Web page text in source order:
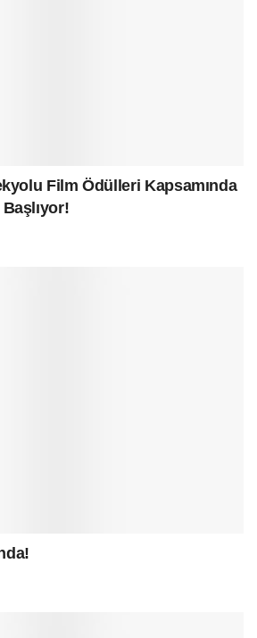
Film Ödülleri Kapsamında